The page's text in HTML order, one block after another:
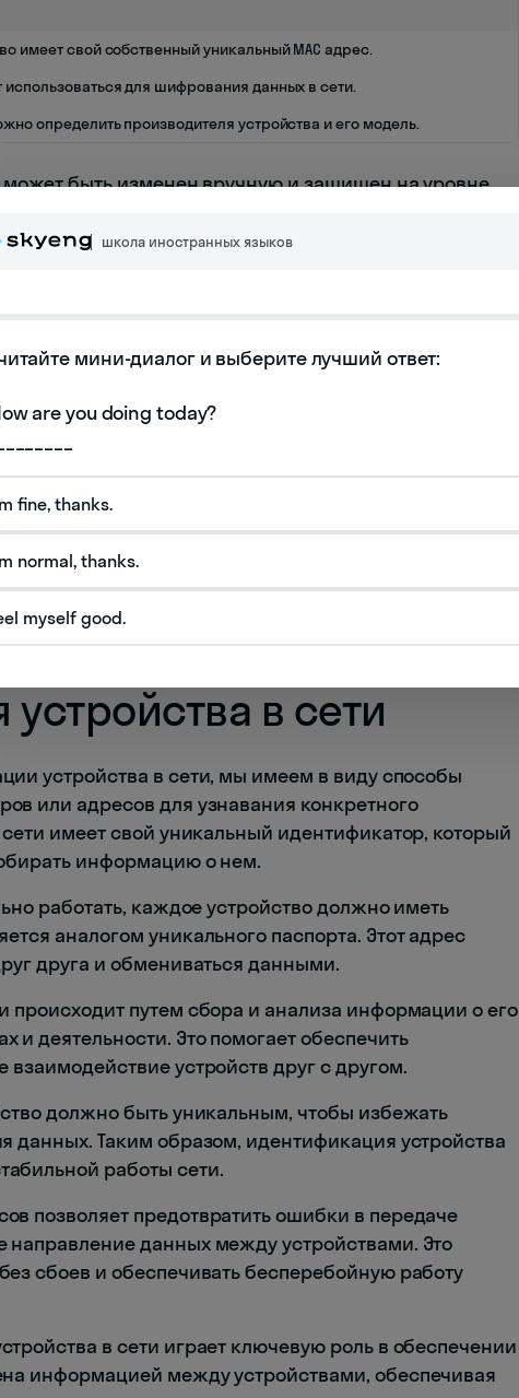
имеет свой собственный уникальный МАС адрес.
для шифрования данных в сети.
определить производителя устройства и его модель.
быть изменен вручную и защищен на уровне
слов
понимать
в сети
устройства в сети, мы имеем в виду способы
или адресов для узнавания конкретного
имеет свой уникальный идентификатор, который
информацию о нем.
работать, каждое устройство должно иметь
аналогом уникального паспорта. Этот адрес
друга и обмениваться данными.
происходит путем сбора и анализа информации о его
и деятельности. Это помогает обеспечить
взаимодействие устройств друг с другом.
должно быть уникальным, чтобы избежать
данных. Таким образом, идентификация устройства
работы сети.
позволяет предотвратить ошибки в передаче
направление данных между устройствами. Это
сбоев и обеспечивать бесперебойную работу
в сети играет ключевую роль в обеспечении
информацией между устройствами, обеспечивая
школа иностранных языков
мини-диалог и выберите лучший ответ:
fine, thanks.
normal, thanks.
myself good.